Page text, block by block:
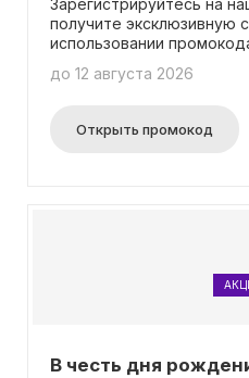
Зарегистрируйтесь на
получите эксклюзивную
использовании
невероятными скидками!
до 12 августа 2026
Открыть промокод
В честь дня